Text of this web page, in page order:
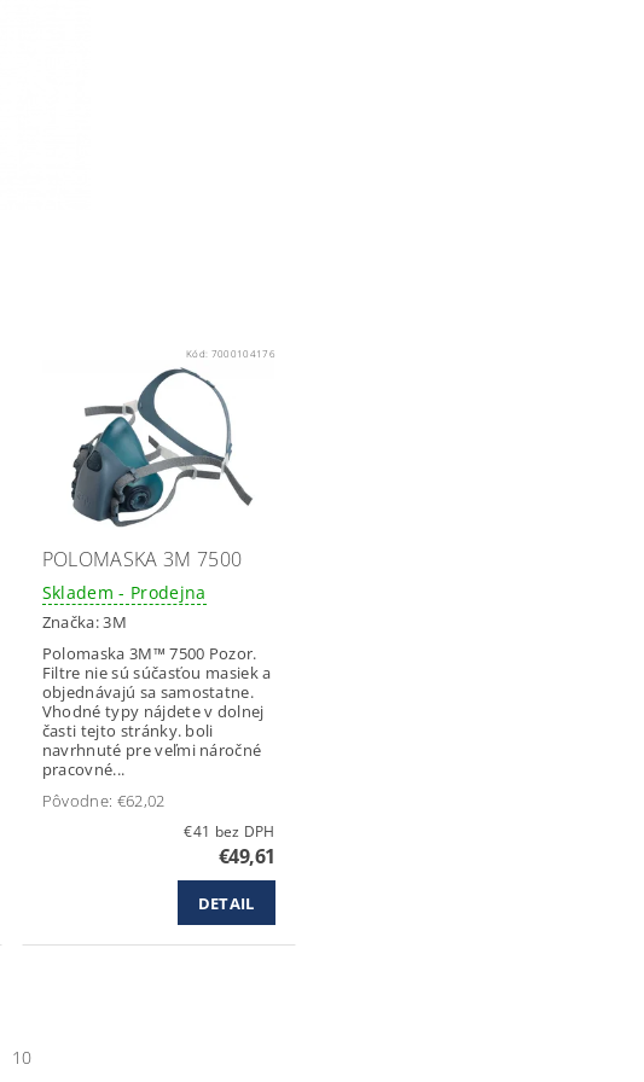
Kód: 7000104176
POLOMASKA 3M 7500
Skladem - Prodejna
Značka:3M
Polomaska 3M™ 7500 Pozor.
Filtre nie sú súčasťou masiek a
objednávajú sa samostatne.
Vhodné typy nájdete v dolnej
časti tejto stránky. boli
navrhnuté pre veľmi náročné
pracovné...
Pôvodne: €62,02
€41 bez DPH
€49,61
DETAIL
10